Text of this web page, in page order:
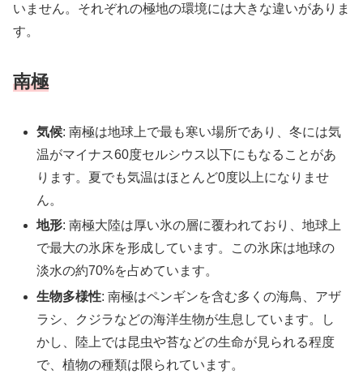
いません。それぞれの極地の環境には大きな違いがありま
す。
南極
気候: 南極は地球上で最も寒い場所であり、冬には気
温がマイナス60度セルシウス以下にもなることがあ
ります。夏でも気温はほとんど0度以上になりませ
ん。
地形: 南極大陸は厚い氷の層に覆われており、地球上
で最大の氷床を形成しています。この氷床は地球の
淡水の約70%を占めています。
生物多様性: 南極はペンギンを含む多くの海鳥、アザ
ラシ、クジラなどの海洋生物が生息しています。し
かし、陸上では昆虫や苔などの生命が見られる程度
で、植物の種類は限られています。